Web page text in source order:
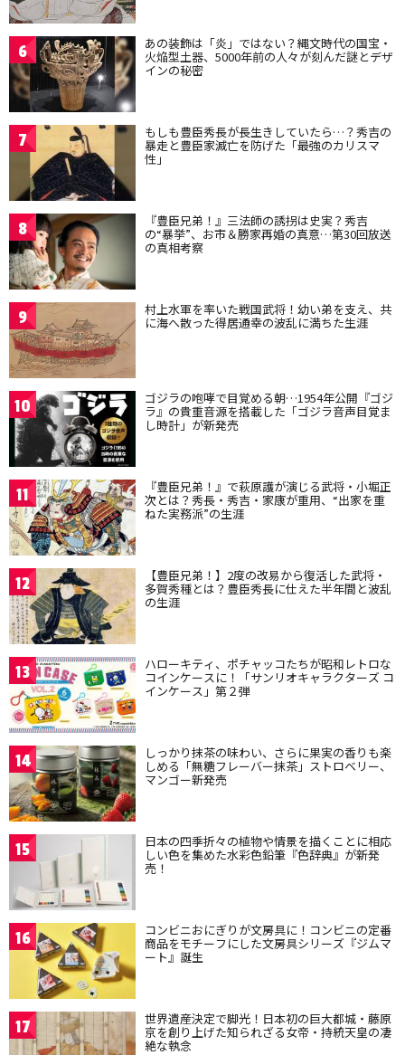
6 あの装飾は「炎」ではない？縄文時代の国宝・
火焔型土器、5000年前の人々が刻んだ謎とデザ
インの秘密
7 もしも豊臣秀長が長生きしていたら…？秀吉の
暴走と豊臣家滅亡を防げた「最強のカリスマ
性」
8 『豊臣兄弟！』三法師の誘拐は史実？秀吉
の“暴挙”、お市＆勝家再婚の真意…第30回放送
の真相考察
9 村上水軍を率いた戦国武将！幼い弟を支え、共
に海へ散った得居通幸の波乱に満ちた生涯
10 ゴジラの咆哮で目覚める朝…1954年公開『ゴジ
ラ』の貴重音源を搭載した「ゴジラ音声目覚ま
し時計」が新発売
11 『豊臣兄弟！』で萩原護が演じる武将・小堀正
次とは？秀長・秀吉・家康が重用、“出家を重
ねた実務派”の生涯
12 【豊臣兄弟！】2度の改易から復活した武将・
多賀秀種とは？豊臣秀長に仕えた半年間と波乱
の生涯
13 ハローキティ、ポチャッコたちが昭和レトロな
コインケースに！「サンリオキャラクターズ コ
インケース」第２弾
14 しっかり抹茶の味わい、さらに果実の香りも楽
しめる「無糖フレーバー抹茶」ストロベリー、
マンゴー新発売
15 日本の四季折々の植物や情景を描くことに相応
しい色を集めた水彩色鉛筆『色辞典』が新発
売！
16 コンビニおにぎりが文房具に！コンビニの定番
商品をモチーフにした文房具シリーズ『ジムマ
ート』誕生
17 世界遺産決定で脚光！日本初の巨大都城・藤原
京を創り上げた知られざる女帝・持統天皇の凄
絶な執念